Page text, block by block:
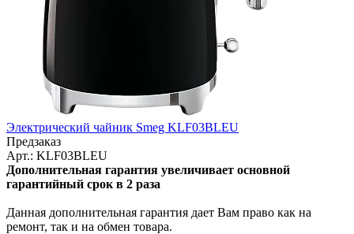
Электрический чайник Smeg KLF03BLEU
Предзаказ
Арт.: KLF03BLEU
Дополнительная гарантия увеличивает основной
гарантийный срок в 2 раза
Данная дополнительная гарантия дает Вам право как на
ремонт, так и на обмен товара.